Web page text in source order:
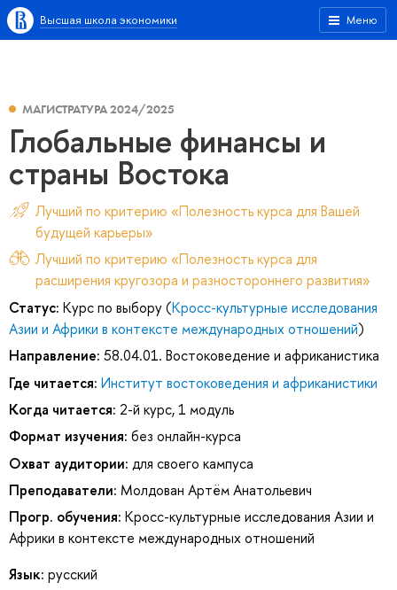
Меню
Высшая школа экономики
МАГИСТРАТУРА 2024/2025
Глобальные финансы и
страны Востока
Лучший по критерию «Полезность курса для Вашей
будущей карьеры»
Лучший по критерию «Полезность курса для
расширения кругозора и разностороннего развития»
Статус: Курс по выбору (Кросс-культурные исследования
Азии и Африки в контексте международных отношений)
Направление: 58.04.01. Востоковедение и африканистика
Где читается: Институт востоковедения и африканистики
Когда читается: 2-й курс, 1 модуль
Формат изучения: без онлайн-курса
Охват аудитории: для своего кампуса
Преподаватели: Молдован Артём Анатольевич
Прогр. обучения: Кросс-культурные исследования Азии и
Африки в контексте международных отношений
Язык: русский